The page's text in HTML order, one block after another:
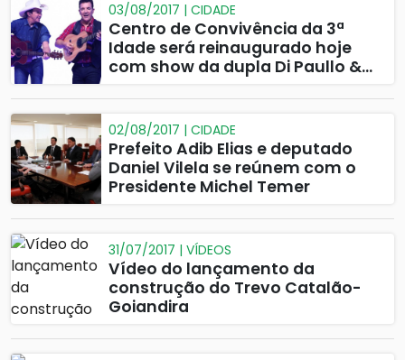
03/08/2017 | CIDADE
Centro de Convivência da 3ª
Idade será reinaugurado hoje
com show da dupla Di Paullo &
02/08/2017 | CIDADE
Prefeito Adib Elias e deputado
Daniel Vilela se reúnem com o
Presidente Michel Temer
31/07/2017 | VÍDEOS
Vídeo do lançamento da
construção do Trevo Catalão-
Goiandira